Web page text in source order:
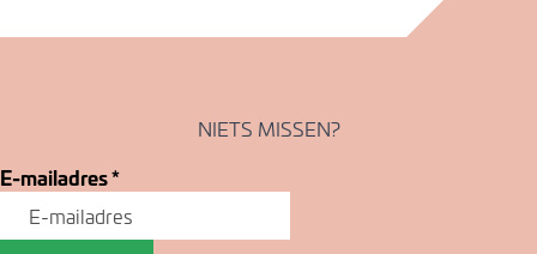
NIETS MISSEN?
E-mailadres*